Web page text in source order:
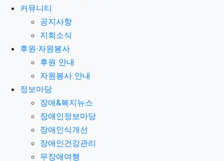
커뮤니티
공지사항
지회소식
후원·자원봉사
후원 안내
자원봉사 안내
정보마당
장애&복지뉴스
장애인정보마당
장애인식개선
장애인건강관리
무장애여행